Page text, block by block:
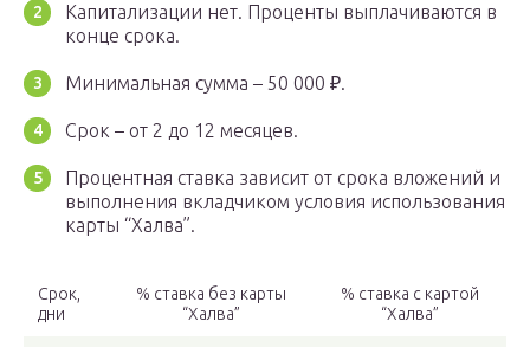
Капитализации нет. Проценты выплачиваются в
конце срока.
Минимальная сумма – 50 000 ₽.
Срок – от 2 до 12 месяцев.
Процентная ставка зависит от срока вложений и
выполнения вкладчиком условия использования
карты “Халва”.
Срок,
дни
% ставка без карты
“Халва”
% ставка с картой
“Халва”